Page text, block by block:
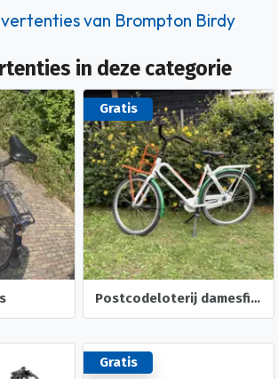
van Brompton Birdy
in deze categorie
Gratis
Postcodeloterij damesfiets
Gratis